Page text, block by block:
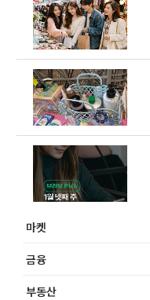
마켓
금융
부동산